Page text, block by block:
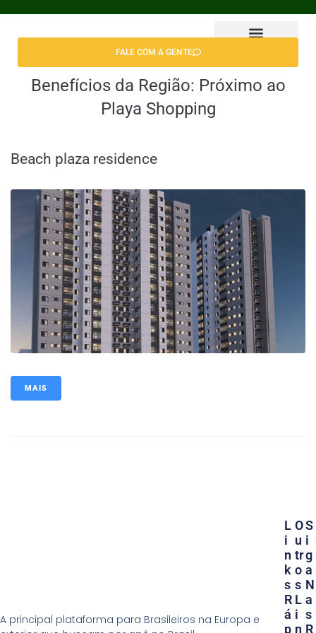
FALE COM A GENTE
Benefícios da Região: Próximo ao
Playa Shopping
Beach plaza residence
MAIS
A principal plataforma para Brasileiros na Europa e
O
U
Tr
O
S
L
I
N
L
I
N
K
S
R
Á
P
S
I
G
A
N
A
S
R